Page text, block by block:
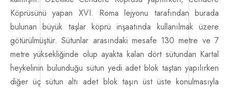
Köprüsünü yapan XVI. Roma lejyonu tarafından burada
bulunan büyük taşlar köprü inşaatında kullanılmak üzere
götürülmüştür. Sütunlar arasındaki mesafe 130 metre ve 7
metre yüksekliğinde olup ayakta kalan dört sütundan Kartal
heykelinin bulunduğu sütun yedi adet blok taştan yapılırken
diğer üç sütun altı adet blok taşın üst üste konulmasıyla